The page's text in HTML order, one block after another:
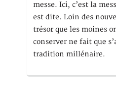
messe. Ici, c’est la
est dite. Loin des
trésor que les moines
conserver ne fait que
tradition millénaire.